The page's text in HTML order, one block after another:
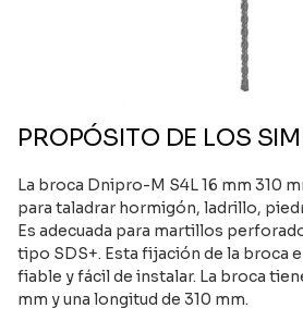
PROPÓSITO DE LOS
La broca Dnipro-M S4L 16 mm 310
para taladrar hormigón, ladrillo,
Es adecuada para martillos
tipo SDS+. Esta fijación de la broca
fiable y fácil de instalar. La broca
mm y una longitud de 310 mm.